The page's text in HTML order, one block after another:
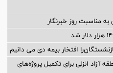
مناسبت روز خبرنگار
افتخار بیمه دی می دانیم
آزاد انزلی برای تكمیل پروژه‌های